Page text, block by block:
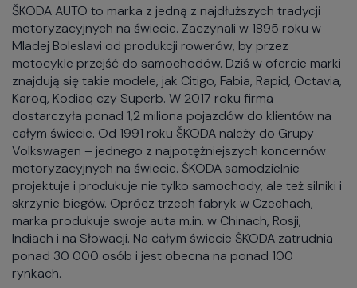
ŠKODA AUTO to marka z jedną z najdłuższych tradycji
motoryzacyjnych na świecie. Zaczynali w 1895 roku w
Mladej Boleslavi od produkcji rowerów, by przez
motocykle przejść do samochodów. Dziś w ofercie marki
znajdują się takie modele, jak Citigo, Fabia, Rapid, Octavia,
Karoq, Kodiaq czy Superb. W 2017 roku firma
dostarczyła ponad 1,2 miliona pojazdów do klientów na
całym świecie. Od 1991 roku ŠKODA należy do Grupy
Volkswagen – jednego z najpotężniejszych koncernów
motoryzacyjnych na świecie. ŠKODA samodzielnie
projektuje i produkuje nie tylko samochody, ale też silniki i
skrzynie biegów. Oprócz trzech fabryk w Czechach,
marka produkuje swoje auta m.in. w Chinach, Rosji,
Indiach i na Słowacji. Na całym świecie ŠKODA zatrudnia
ponad 30 000 osób i jest obecna na ponad 100
rynkach.